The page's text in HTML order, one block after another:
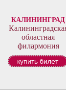
КАЛИНИНГРАД
областная
филармония
купить билет